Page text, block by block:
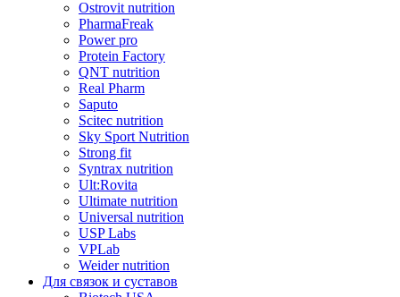
Ostrovit nutrition
PharmaFreak
Power pro
Protein Factory
QNT nutrition
Real Pharm
Saputo
Scitec nutrition
Sky Sport Nutrition
Strong fit
Syntrax nutrition
Ult:Rovita
Ultimate nutrition
Universal nutrition
USP Labs
VPLab
Weider nutrition
Для связок и суставов